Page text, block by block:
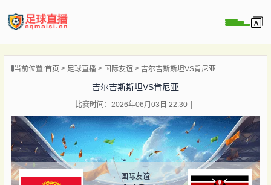
播
闻
当前位置:首页 足球直播 国际友谊 吉尔吉斯斯坦VS肯尼亚
吉尔吉斯斯坦VS肯尼亚
比赛时间：2026年06月03日 22:30
国际友谊